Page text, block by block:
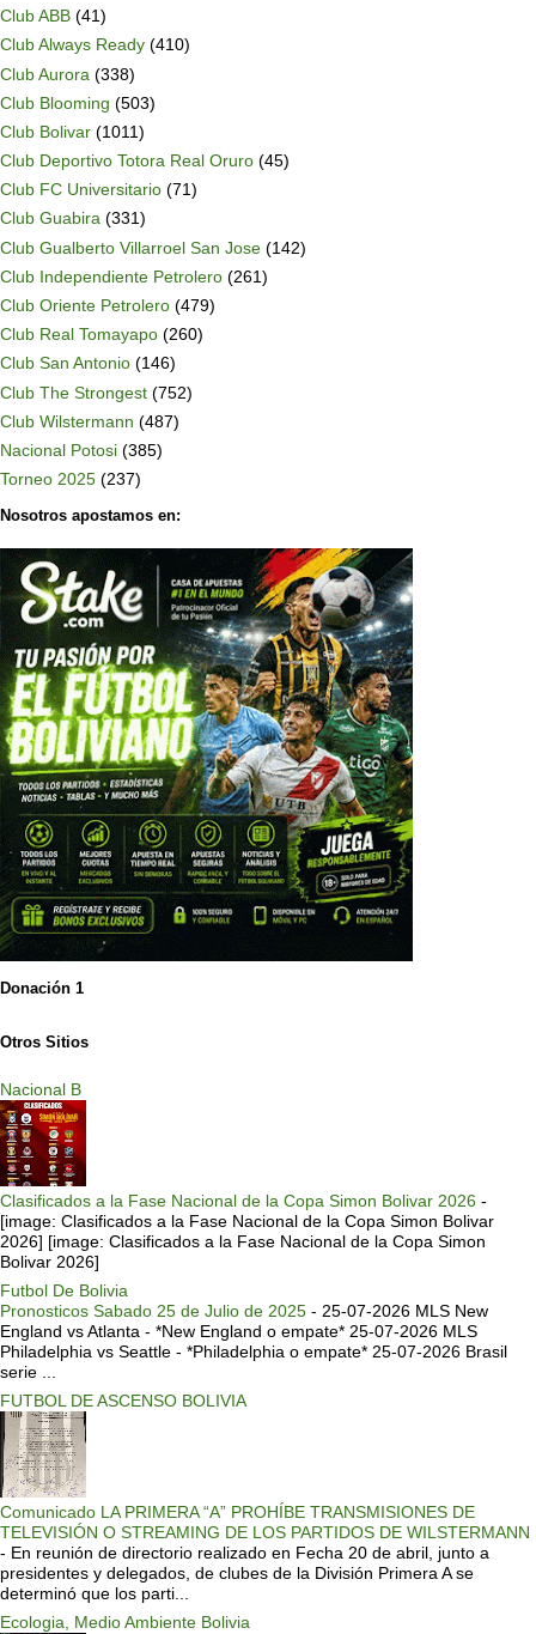
Club ABB (41)
Club Always Ready (410)
Club Aurora (338)
Club Blooming (503)
Club Bolivar (1011)
Club Deportivo Totora Real Oruro (45)
Club FC Universitario (71)
Club Guabira (331)
Club Gualberto Villarroel San Jose (142)
Club Independiente Petrolero (261)
Club Oriente Petrolero (479)
Club Real Tomayapo (260)
Club San Antonio (146)
Club The Strongest (752)
Club Wilstermann (487)
Nacional Potosi (385)
Torneo 2025 (237)
Nosotros apostamos en:
Donación 1
Otros Sitios
Nacional B
Clasificados a la Fase Nacional de la Copa Simon Bolivar 2026 -
[image: Clasificados a la Fase Nacional de la Copa Simon Bolivar
2026] [image: Clasificados a la Fase Nacional de la Copa Simon
Bolivar 2026]
Futbol De Bolivia
Pronosticos Sabado 25 de Julio de 2025 - 25-07-2026 MLS New
England vs Atlanta - *New England o empate* 25-07-2026 MLS
Philadelphia vs Seattle - *Philadelphia o empate* 25-07-2026 Brasil
serie ...
FUTBOL DE ASCENSO BOLIVIA
Comunicado LA PRIMERA “A” PROHÍBE TRANSMISIONES DE
TELEVISIÓN O STREAMING DE LOS PARTIDOS DE WILSTERMANN
- En reunión de directorio realizado en Fecha 20 de abril, junto a
presidentes y delegados, de clubes de la División Primera A se
determinó que los parti...
Ecologia, Medio Ambiente Bolivia